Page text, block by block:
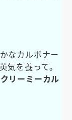
なカルボナー
気を養って。
リーミーカル